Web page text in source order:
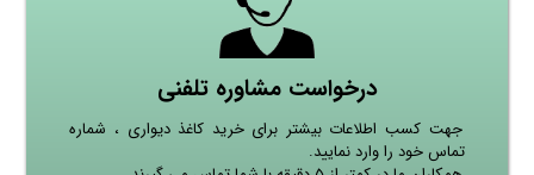
درخواست مشاوره تلفنی
جهت کسب اطلاعات بیشتر برای خرید کاغذ دیواری ، شماره
تماس خود را وارد نمایید.